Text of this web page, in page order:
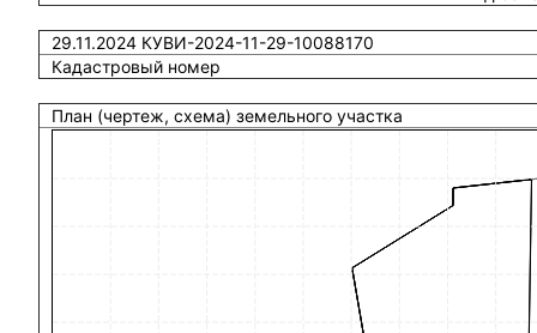
29.11.2024 КУВИ-2024-11-29-10088170
Кадастровый номер
План (чертеж, схема) земельного участка